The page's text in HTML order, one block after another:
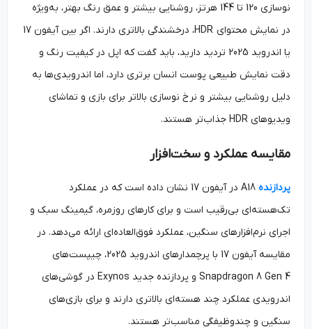
نوسازی 120 تا 144 هرتز، روشنایی بیشتر و عمق رنگ بهتر، به‌ویژه
در نمایش محتوای HDR، درخشندگی بالاتری دارند. اگر بین آیفون 17
یا اندروید 2025 تردید دارید، باید گفت که اپل در کیفیت رنگ و
دقت نمایش طبیعی پوست انسان برتری دارد، اما اندرویدی‌ها به
دلیل روشنایی بیشتر و نرخ نوسازی بالاتر برای بازی و تماشای
ویدیوهای HDR جذاب‌تر هستند.
مقایسه عملکرد و سخت‌افزار
پردازنده
A18 در آیفون 17 نشان داده است که در عملکرد
تک‌هسته‌ای بی‌رقیب است و برای کارهای روزمره، گیمینگ سبک و
اجرای نرم‌افزارهای سنگین، عملکرد فوق‌العاده‌ای ارائه می‌دهد. در
مقایسه آیفون 17 با پرچمدارهای اندروید 2025، چیپست‌های
Snapdragon 8 Gen 4 و پردازنده جدید Exynos در گوشی‌های
اندرویدی عملکرد چند هسته‌ای بالاتری دارند و برای بازی‌های
سنگین و چندوظیفگی مناسب‌تر هستند.